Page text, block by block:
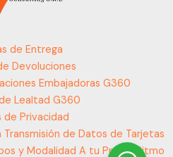
de Entrega
Devoluciones
Embajadoras G360
Lealtad G360
de Privacidad
de Datos de Tarjetas
y Modalidad A tu Propio Ritmo